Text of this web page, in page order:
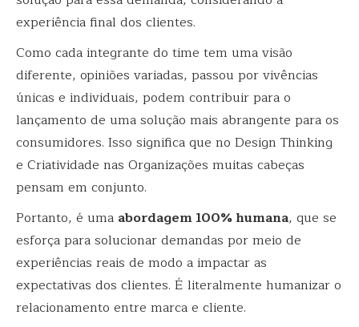
experiência final dos clientes.
Como cada integrante do time tem uma visão
diferente, opiniões variadas, passou por vivências
únicas e individuais, podem contribuir para o
lançamento de uma solução mais abrangente para os
consumidores. Isso significa que no Design Thinking
e Criatividade nas Organizações muitas cabeças
pensam em conjunto.
Portanto, é uma abordagem 100% humana, que se
esforça para solucionar demandas por meio de
experiências reais de modo a impactar as
expectativas dos clientes. É literalmente humanizar o
relacionamento entre marca e cliente.